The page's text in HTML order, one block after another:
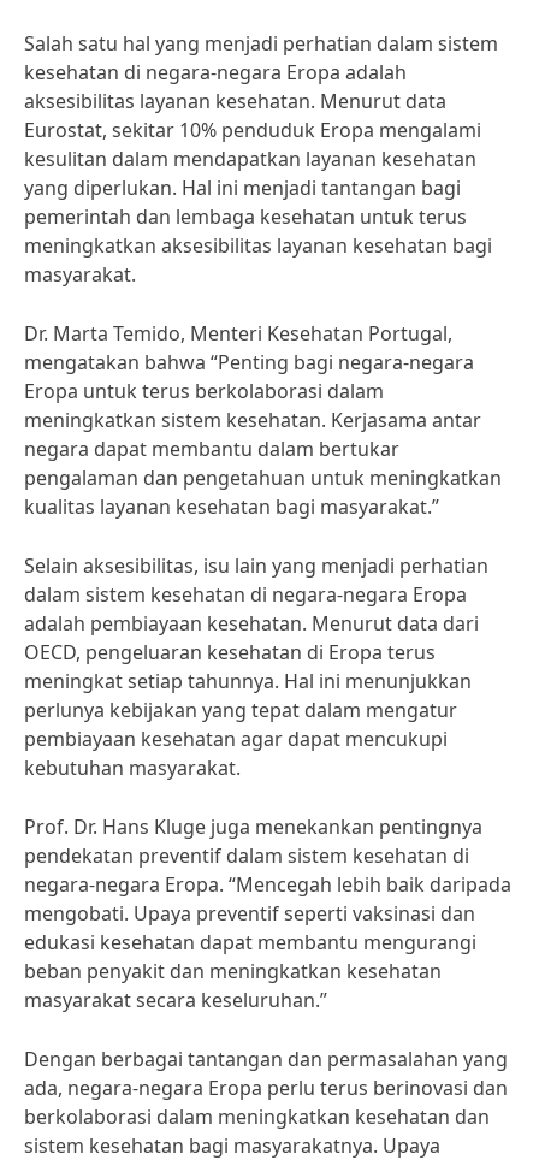
Salah satu hal yang menjadi perhatian dalam sistem
kesehatan di negara-negara Eropa adalah
aksesibilitas layanan kesehatan. Menurut data
Eurostat, sekitar 10% penduduk Eropa mengalami
kesulitan dalam mendapatkan layanan kesehatan
yang diperlukan. Hal ini menjadi tantangan bagi
pemerintah dan lembaga kesehatan untuk terus
meningkatkan aksesibilitas layanan kesehatan bagi
masyarakat.
Dr. Marta Temido, Menteri Kesehatan Portugal,
mengatakan bahwa “Penting bagi negara-negara
Eropa untuk terus berkolaborasi dalam
meningkatkan sistem kesehatan. Kerjasama antar
negara dapat membantu dalam bertukar
pengalaman dan pengetahuan untuk meningkatkan
kualitas layanan kesehatan bagi masyarakat.”
Selain aksesibilitas, isu lain yang menjadi perhatian
dalam sistem kesehatan di negara-negara Eropa
adalah pembiayaan kesehatan. Menurut data dari
OECD, pengeluaran kesehatan di Eropa terus
meningkat setiap tahunnya. Hal ini menunjukkan
perlunya kebijakan yang tepat dalam mengatur
pembiayaan kesehatan agar dapat mencukupi
kebutuhan masyarakat.
Prof. Dr. Hans Kluge juga menekankan pentingnya
pendekatan preventif dalam sistem kesehatan di
negara-negara Eropa. “Mencegah lebih baik daripada
mengobati. Upaya preventif seperti vaksinasi dan
edukasi kesehatan dapat membantu mengurangi
beban penyakit dan meningkatkan kesehatan
masyarakat secara keseluruhan.”
Dengan berbagai tantangan dan permasalahan yang
ada, negara-negara Eropa perlu terus berinovasi dan
berkolaborasi dalam meningkatkan kesehatan dan
sistem kesehatan bagi masyarakatnya. Upaya